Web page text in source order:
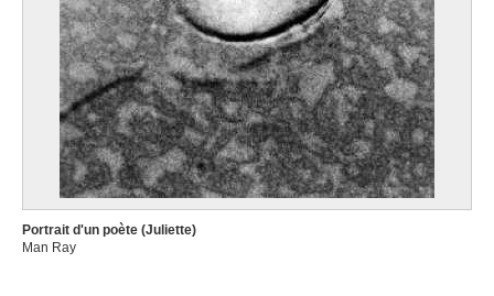
Portrait d'un poète (Juliette)
Man Ray